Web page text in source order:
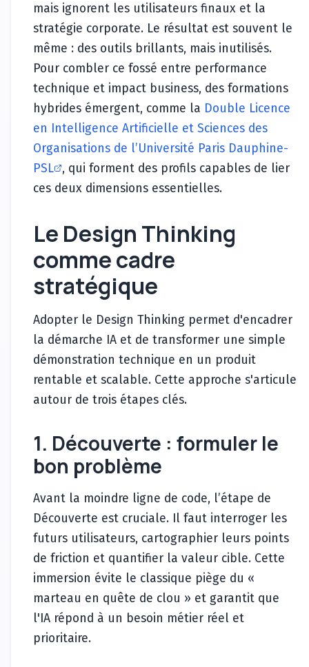
mais ignorent les utilisateurs finaux et la
stratégie corporate. Le résultat est souvent le
même : des outils brillants, mais inutilisés.
Pour combler ce fossé entre performance
technique et impact business, des formations
hybrides émergent, comme la Double Licence
en Intelligence Artificielle et Sciences des
Organisations de l’Université Paris Dauphine-
PSL
, qui forment des profils capables de lier
ces deux dimensions essentielles.
Le Design Thinking
comme cadre
stratégique
Adopter le Design Thinking permet d'encadrer
la démarche IA et de transformer une simple
démonstration technique en un produit
rentable et scalable. Cette approche s'articule
autour de trois étapes clés.
1. Découverte : formuler le
bon problème
Avant la moindre ligne de code, l’étape de
Découverte est cruciale. Il faut interroger les
futurs utilisateurs, cartographier leurs points
de friction et quantifier la valeur cible. Cette
immersion évite le classique piège du «
marteau en quête de clou » et garantit que
l'IA répond à un besoin métier réel et
prioritaire.